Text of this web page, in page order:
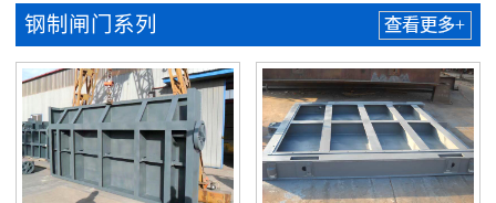
钢制闸门系列 查看更多+